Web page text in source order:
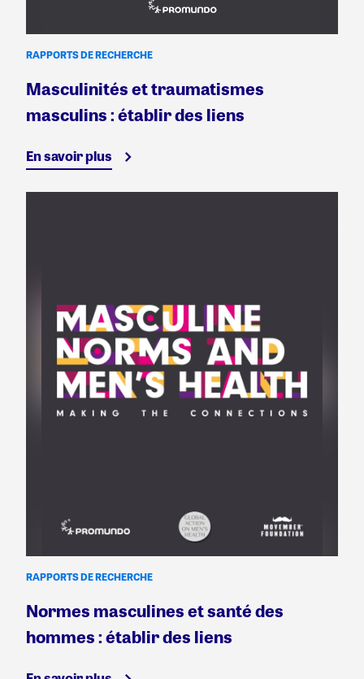
RAPPORTS DE RECHERCHE
Masculinités et traumatismes
masculins : établir des liens
En savoir plus
RAPPORTS DE RECHERCHE
Normes masculines et santé des
hommes : établir des liens